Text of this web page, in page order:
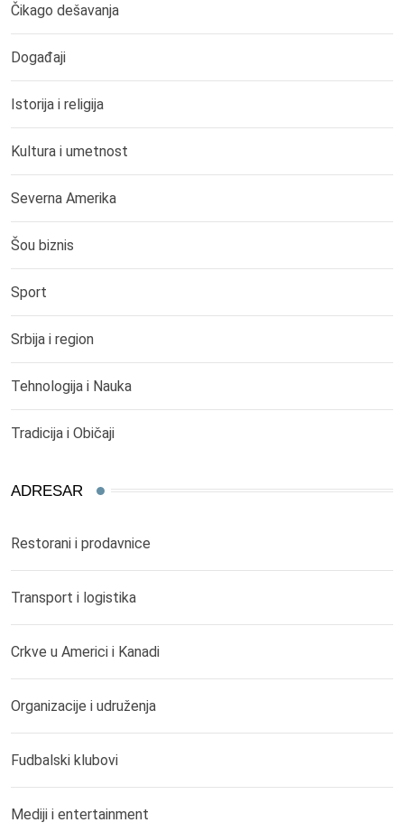
Čikago dešavanja
Događaji
Istorija i religija
Kultura i umetnost
Severna Amerika
Šou biznis
Sport
Srbija i region
Tehnologija i Nauka
Tradicija i Običaji
ADRESAR
Restorani i prodavnice
Transport i logistika
Crkve u Americi i Kanadi
Organizacije i udruženja
Fudbalski klubovi
Mediji i entertainment